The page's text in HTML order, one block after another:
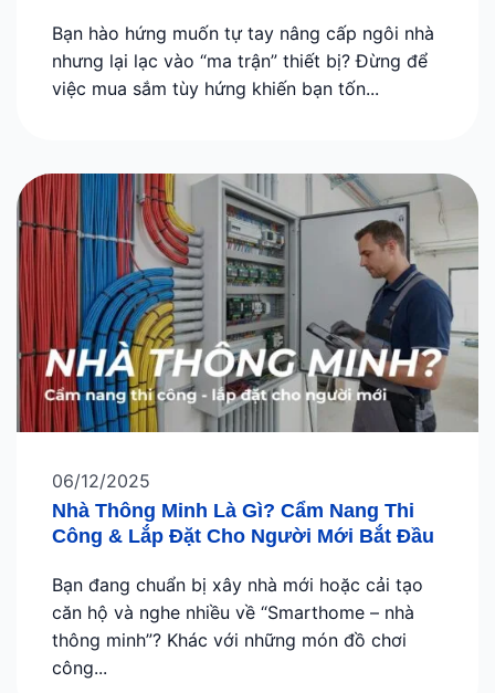
Bạn hào hứng muốn tự tay nâng cấp ngôi nhà
nhưng lại lạc vào “ma trận” thiết bị? Đừng để
việc mua sắm tùy hứng khiến bạn tốn...
Nhà Thông Minh Là Gì? Cẩm Nang Thi
Công & Lắp Đặt Cho Người Mới Bắt Đầu
06/12/2025
Bạn đang chuẩn bị xây nhà mới hoặc cải tạo
căn hộ và nghe nhiều về “Smarthome – nhà
thông minh”? Khác với những món đồ chơi
công...